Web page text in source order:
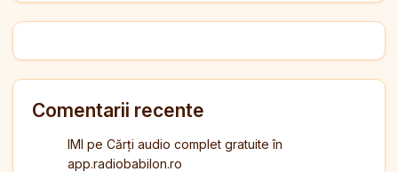
Comentarii recente
IMI pe Cărți audio complet gratuite în
app.radiobabilon.ro